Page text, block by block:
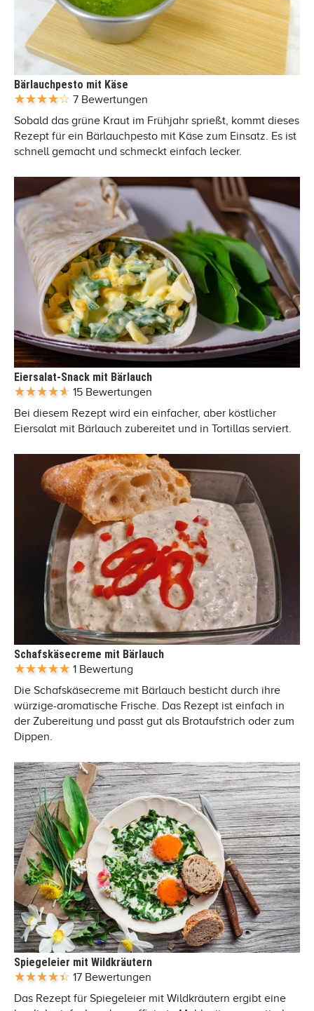
Bärlauchpesto mit Käse
7 Bewertungen
Sobald das grüne Kraut im Frühjahr sprießt, kommt dieses
Rezept für ein Bärlauchpesto mit Käse zum Einsatz. Es ist
schnell gemacht und schmeckt einfach lecker.
Eiersalat-Snack mit Bärlauch
15 Bewertungen
Bei diesem Rezept wird ein einfacher, aber köstlicher
Eiersalat mit Bärlauch zubereitet und in Tortillas serviert.
Schafskäsecreme mit Bärlauch
1 Bewertung
Die Schafskäsecreme mit Bärlauch besticht durch ihre
würzige-aromatische Frische. Das Rezept ist einfach in
der Zubereitung und passt gut als Brotaufstrich oder zum
Dippen.
Spiegeleier mit Wildkräutern
17 Bewertungen
Das Rezept für Spiegeleier mit Wildkräutern ergibt eine